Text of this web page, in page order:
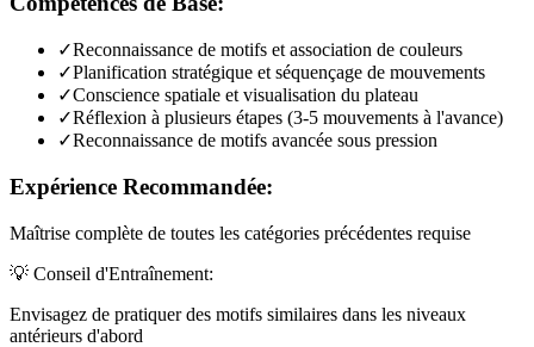
✓Reconnaissance de motifs et association de couleurs
✓Planification stratégique et séquençage de mouvements
✓Conscience spatiale et visualisation du plateau
✓Réflexion à plusieurs étapes (3-5 mouvements à l'avance)
✓Reconnaissance de motifs avancée sous pression
Expérience Recommandée:
Maîtrise complète de toutes les catégories précédentes requise
💡 Conseil d'Entraînement:
Envisagez de pratiquer des motifs similaires dans les niveaux
antérieurs d'abord